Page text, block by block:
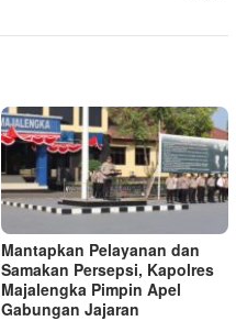
Mantapkan Pelayanan dan
Samakan Persepsi, Kapolres
Majalengka Pimpin Apel
Gabungan Jajaran